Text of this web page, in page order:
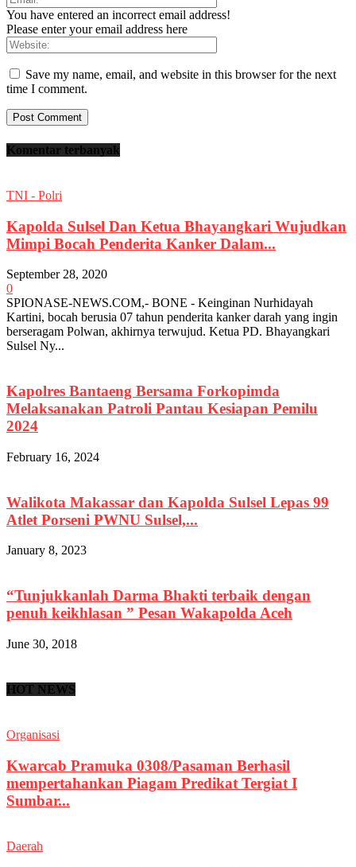
You have entered an incorrect email address!
Please enter your email address here
Save my name, email, and website in this browser for the next
time I comment.
Komentar terbanyak
TNI - Polri
Kapolda Sulsel Dan Ketua Bhayangkari Wujudkan
Mimpi Bocah Penderita Kanker Dalam...
September 28, 2020
0
SPIONASE-NEWS.COM,- BONE - Keinginan Nurhidayah
Kartini, bocah berusia 07 tahun penderita kanker darah yang ingin
berseragam Polwan, akhirnya terwujud. Ketua PD. Bhayangkari
Sulsel Ny...
Kapolres Bantaeng Bersama Forkopimda
Melaksanakan Patroli Pantau Kesiapan Pemilu
2024
February 16, 2024
Walikota Makassar dan Kapolda Sulsel Lepas 99
Atlet Porseni PWNU Sulsel,...
January 8, 2023
“Tunjukkanlah Darma Bhakti terbaik dengan
penuh keikhlasan ” Pesan Wakapolda Aceh
June 30, 2018
HOT NEWS
Organisasi
Kwarcab Pramuka 0308/Pasaman Berhasil
mempertahankan Piagam Predikat Tergiat I
Sumbar...
Daerah